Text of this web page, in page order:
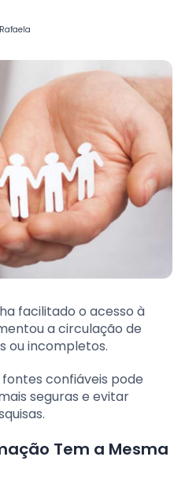
Rafaela
facilitado o acesso à
a circulação de
ou incompletos.
confiáveis pode
seguras e evitar
Tem a Mesma